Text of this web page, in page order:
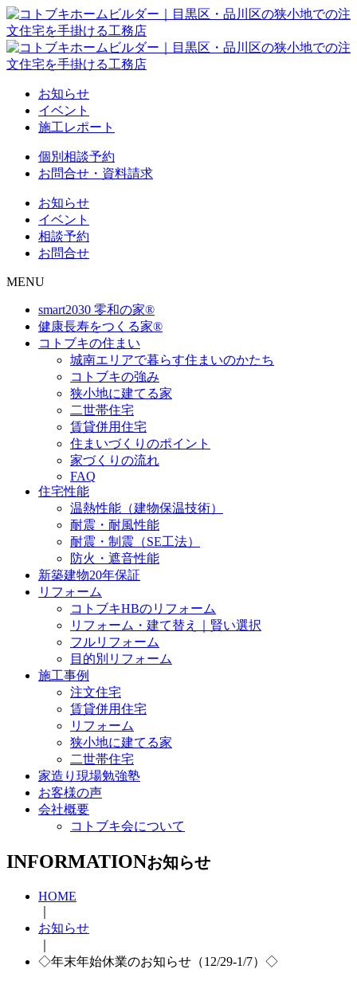
お知らせ
イベント
施工レポート
個別相談予約
お問合せ・資料請求
お知らせ
イベント
相談予約
お問合せ
MENU
smart2030 零和の家®
健康長寿をつくる家®
コトブキの住まい
城南エリアで暮らす住まいのかたち
コトブキの強み
狭小地に建てる家
二世帯住宅
賃貸併用住宅
住まいづくりのポイント
家づくりの流れ
FAQ
住宅性能
温熱性能（建物保温技術）
耐震・耐風性能
耐震・制震（SE工法）
防火・遮音性能
新築建物20年保証
リフォーム
コトブキHBのリフォーム
リフォーム・建て替え｜賢い選択
フルリフォーム
目的別リフォーム
施工事例
注文住宅
賃貸併用住宅
リフォーム
狭小地に建てる家
二世帯住宅
家造り現場勉強塾
お客様の声
会社概要
コトブキ会について
INFORMATIONお知らせ
HOME
お知らせ
◇年末年始休業のお知らせ（12/29-1/7）◇